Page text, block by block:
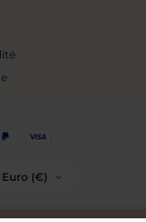
Euro (€)